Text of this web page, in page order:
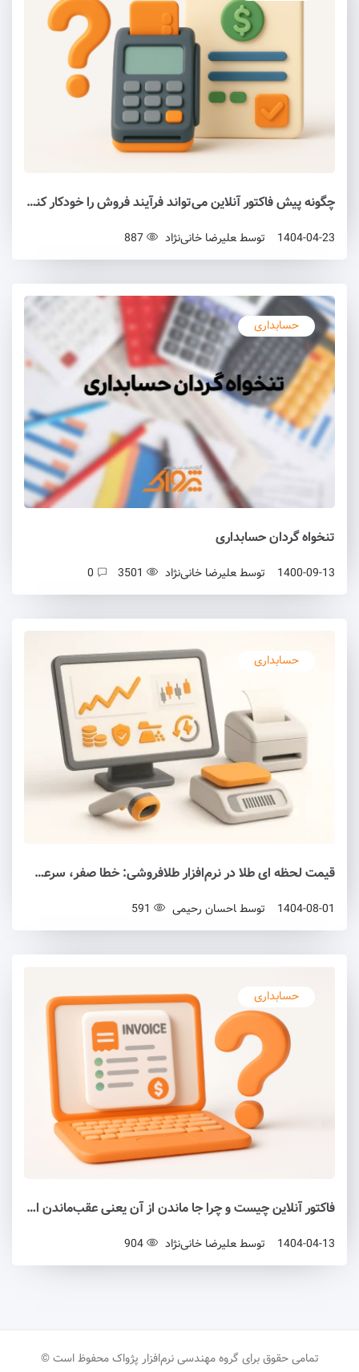
چگونه پیش فاکتور آنلاین می‌تواند فرآیند فروش را خودکار کند؟
1404-04-23 توسط علیرضا خانی‌نژاد
حسابداری
تنخواه گردان حسابداری
1400-09-13 توسط علیرضا خانی‌نژاد
حسابداری
قیمت لحظه ای طلا در نرم‌افزار طلافروشی: خطا صفر، سرعت صندوق دوبرابر
1404-08-01 توسط احسان رحیمی
حسابداری
فاکتور آنلاین چیست و چرا جا ماندن از آن یعنی عقب‌ماندن از رقبا؟
1404-04-13 توسط علیرضا خانی‌نژاد
تمامی حقوق برای گروه مهندسی نرم‌افزار پژواک محفوظ است ©